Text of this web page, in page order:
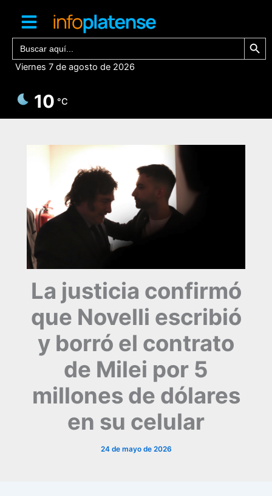
contenido
Buscar: Botón de
Viernes 7 de agosto de 2026
10 °C
La justicia confirmó
que Novelli escribió
y borró el contrato
de Milei por 5
millones de dólares
en su celular
24 de mayo de 2026